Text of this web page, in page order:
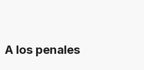
A los penales